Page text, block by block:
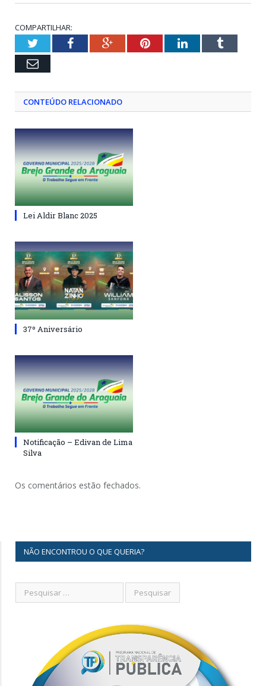
COMPARTILHAR:
TwitterFacebookGoogle+PinterestLinkedInTumblr
Email
CONTEÚDO RELACIONADO
Lei Aldir Blanc 2025
37º Aniversário
Notificação – Edivan de Lima
Silva
Os comentários estão fechados.
NÃO ENCONTROU O QUE QUERIA?